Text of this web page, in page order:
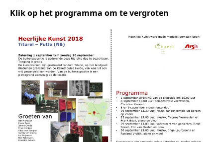
Klik op het programma om te vergroten